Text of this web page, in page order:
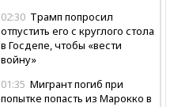
02:30 Трамп попросил
отпустить его с круглого стола
в Госдепе, чтобы «вести
войну»
01:35 Мигрант погиб при
попытке попасть из Марокко в